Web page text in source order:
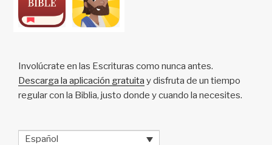
Involúcrate en las Escrituras como nunca antes.
Descarga la aplicación gratuita y disfruta de un tiempo
regular con la Biblia, justo donde y cuando la necesites.
Español